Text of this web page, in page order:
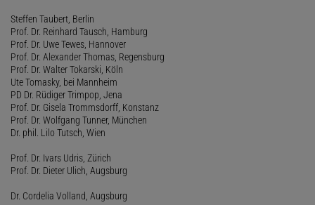
Steffen Taubert, Berlin
Prof. Dr. Reinhard Tausch, Hamburg
Prof. Dr. Uwe Tewes, Hannover
Prof. Dr. Alexander Thomas, Regensburg
Prof. Dr. Walter Tokarski, Köln
Ute Tomasky, bei Mannheim
PD Dr. Rüdiger Trimpop, Jena
Prof. Dr. Gisela Trommsdorff, Konstanz
Prof. Dr. Wolfgang Tunner, München
Dr. phil. Lilo Tutsch, Wien
Prof. Dr. Ivars Udris, Zürich
Prof. Dr. Dieter Ulich, Augsburg
Dr. Cordelia Volland, Augsburg